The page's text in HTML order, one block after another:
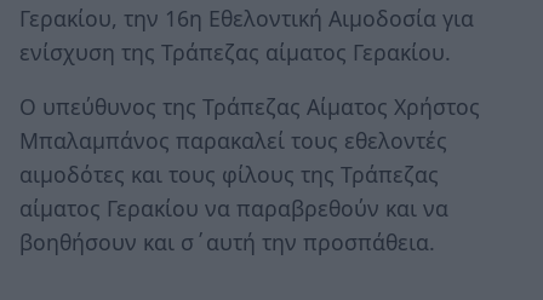
Γερακίου, την 16η Εθελοντική Αιμοδοσία για
ενίσχυση της Τράπεζας αίματος Γερακίου.
Ο υπεύθυνος της Τράπεζας Αίματος Χρήστος
Μπαλαμπάνος παρακαλεί τους εθελοντές
αιμοδότες και τους φίλους της Τράπεζας
αίματος Γερακίου να παραβρεθούν και να
βοηθήσουν και σ΄αυτή την προσπάθεια.